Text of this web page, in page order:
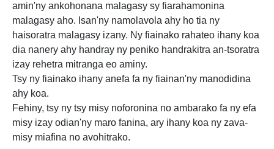
amin'ny ankohonana malagasy sy fiarahamonina
malagasy aho. Isan'ny namolavola ahy ho tia ny
haisoratra malagasy izany. Ny fiainako rahateo ihany koa
dia nanery ahy handray ny peniko handrakitra an-tsoratra
izay rehetra mitranga eo aminy.
Tsy ny fiainako ihany anefa fa ny fiainan'ny manodidina
ahy koa.
Fehiny, tsy ny tsy misy noforonina no ambarako fa ny efa
misy izay odian'ny maro fanina, ary ihany koa ny zava-
misy miafina no avohitrako.